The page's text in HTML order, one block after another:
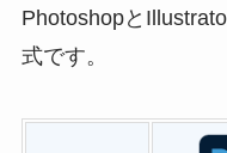
Photoshopと
式です。